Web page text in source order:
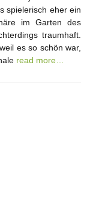
spielerisch eher ein
im Garten des
traumhaft.
es so schön war,
read more…